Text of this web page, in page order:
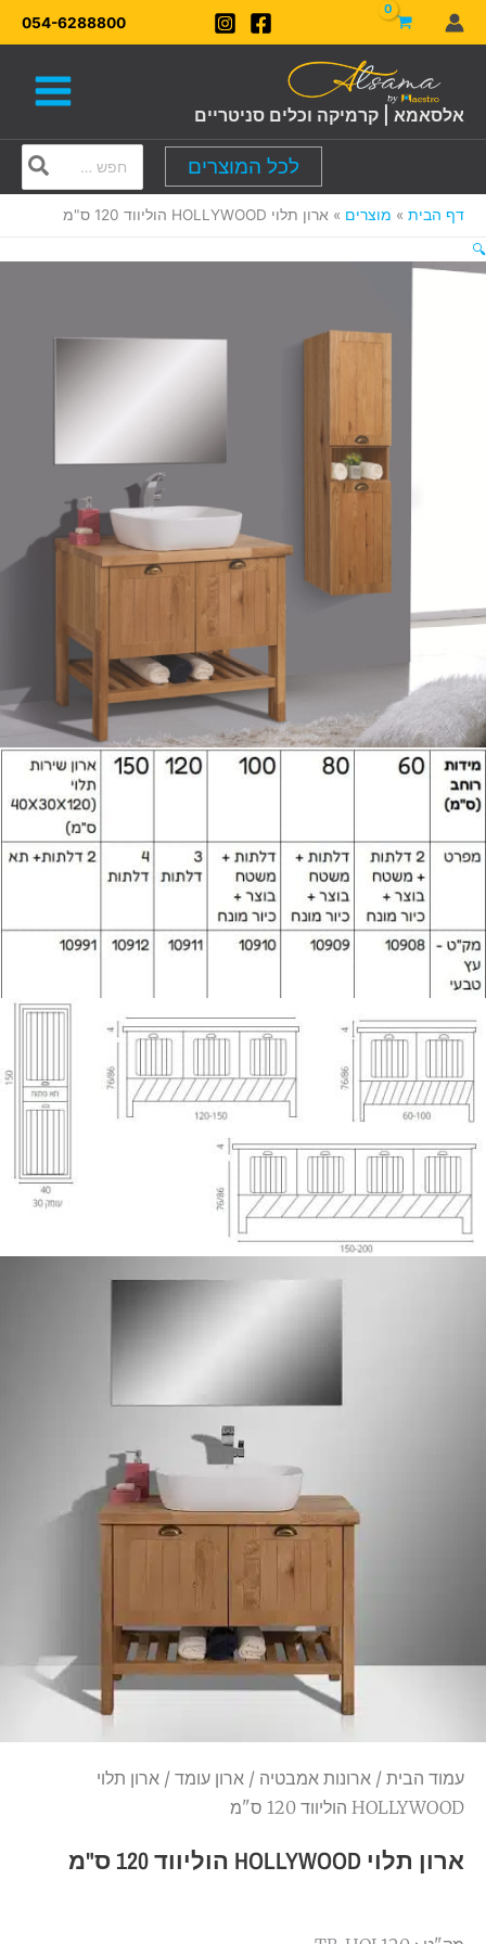
דילוג
לתוכן
054-6288800
אלסאמא | קרמיקה וכלים סניטריים
לכל המוצרים
for:
דף הבית מוצרים
ארון תלוי HOLLYWOOD הוליווד 120 ס"מ
🔍
עמוד הבית / ארונות אמבטיה / ארון עומד / ארון תלוי
HOLLYWOOD הוליווד 120 ס"מ
ארון תלוי HOLLYWOOD הוליווד 120 ס"מ